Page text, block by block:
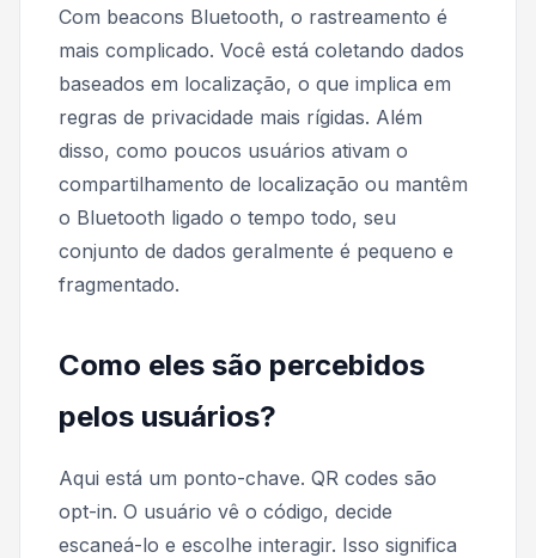
Com beacons Bluetooth, o rastreamento é
mais complicado. Você está coletando dados
baseados em localização, o que implica em
regras de privacidade mais rígidas. Além
disso, como poucos usuários ativam o
compartilhamento de localização ou mantêm
o Bluetooth ligado o tempo todo, seu
conjunto de dados geralmente é pequeno e
fragmentado.
Como eles são percebidos
pelos usuários?
Aqui está um ponto-chave. QR codes são
opt-in. O usuário vê o código, decide
escaneá-lo e escolhe interagir. Isso significa